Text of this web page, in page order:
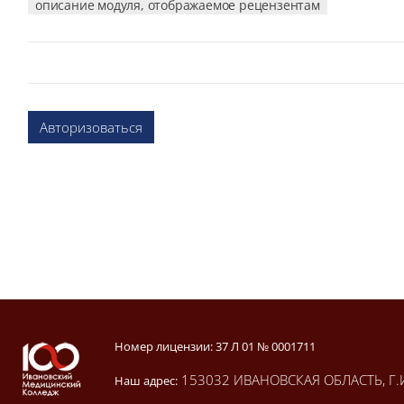
описание модуля, отображаемое рецензентам
Авторизоваться
Блоки
Номер лицензии: 37 Л 01 № 0001711
Наш адрес: 153032 ИВАНОВСКАЯ ОБЛАСТЬ,